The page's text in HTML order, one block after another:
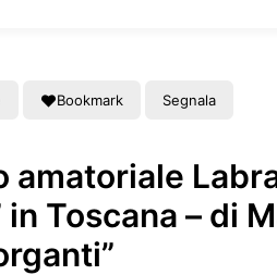
Bookmark Segnala
amatoriale
Toscana – di